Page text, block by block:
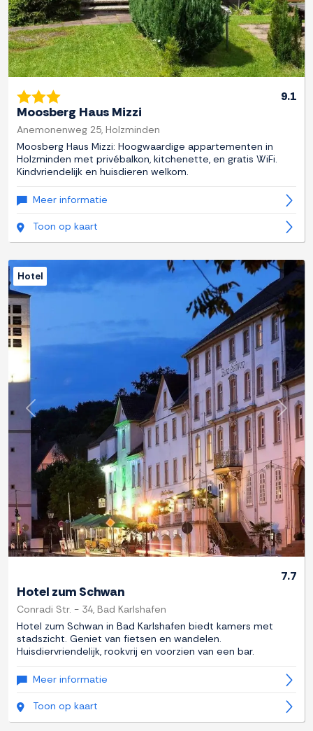
9.1
Moosberg Haus Mizzi
Anemonenweg 25, Holzminden
Moosberg Haus Mizzi: Hoogwaardige appartementen in
Holzminden met privébalkon, kitchenette, en gratis WiFi.
Kindvriendelijk en huisdieren welkom.
Meer informatie
Toon op kaart
Previous Next
Hotel
7.7
Hotel zum Schwan
Conradi Str. - 34, Bad Karlshafen
Hotel zum Schwan in Bad Karlshafen biedt kamers met
stadszicht. Geniet van fietsen en wandelen.
Huisdiervriendelijk, rookvrij en voorzien van een bar.
Meer informatie
Toon op kaart